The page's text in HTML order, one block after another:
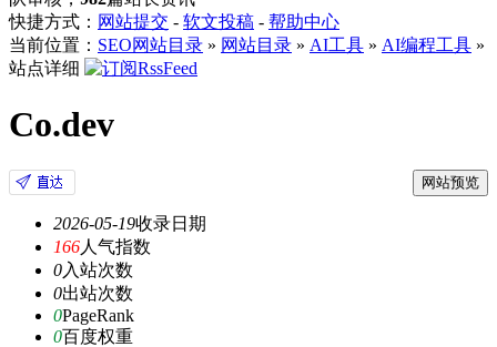
快捷方式： 网站提交 - 软文投稿 - 帮助中心
当前位置： SEO网站目录 » 网站目录 » AI工具 » AI编程工具 »
站点详细
Co.dev
网站预览
2026-05-19收录日期
166人气指数
0入站次数
0出站次数
0PageRank
0百度权重